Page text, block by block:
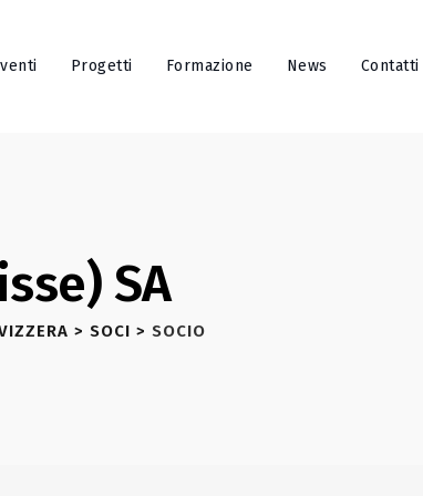
Progetti Formazione News Contatti
SA
> SOCI > SOCIO